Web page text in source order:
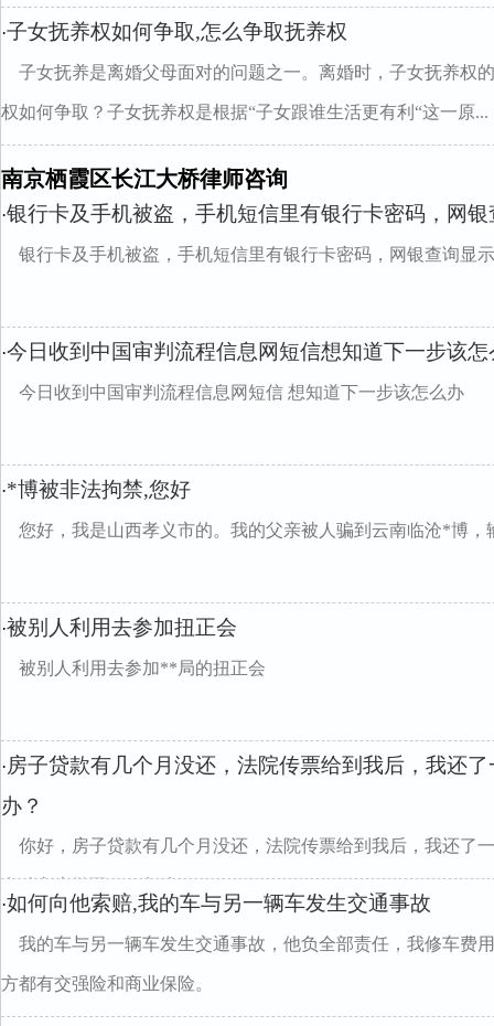
·子女抚养权如何争取,怎么争取抚养权
子女抚养是离婚父母面对的问题之一。离婚时，子女抚养权
权如何争取？子女抚养权是根据“子女跟谁生活更有利“这一原...
南京栖霞区长江大桥律师咨询
·银行卡及手机被盗，手机短信里有银行卡密码，网
银行卡及手机被盗，手机短信里有银行卡密码，网银查询显
·今日收到中国审判流程信息网短信想知道下一步该怎
今日收到中国审判流程信息网短信 想知道下一步该怎么办
·*博被非法拘禁,您好
您好，我是山西孝义市的。我的父亲被人骗到云南临沧*博
·被别人利用去参加扭正会
被别人利用去参加**局的扭正会
·房子贷款有几个月没还，法院传票给到我后，我还
办？
你好，房子贷款有几个月没还，法院传票给到我后，我还了
在动车也做不了，怎么divclass="w990mamt20
·如何向他索赔,我的车与另一辆车发生交通事故
我的车与另一辆车发生交通事故，他负全部责任，我修车费
方都有交强险和商业保险。